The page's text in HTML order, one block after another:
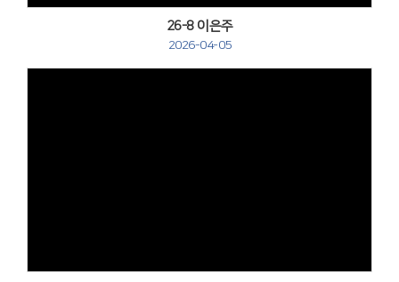
26-8 이은주
2026-04-05